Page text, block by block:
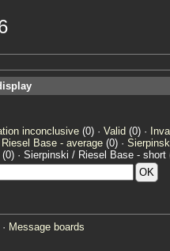
inconclusive (0) · Valid (0) ·
Base - average(0) ·
· Sierpinski / Riesel Base - short
· Message boards